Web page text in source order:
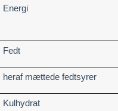
Energi
Fedt
heraf mættede fedtsyrer
Kulhydrat